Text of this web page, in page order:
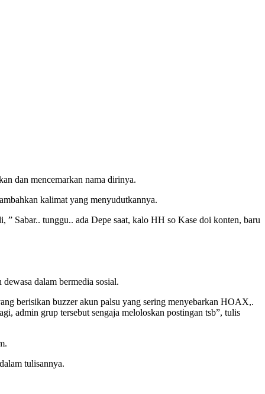
dan mencemarkan nama dirinya.
kalimat yang menyudutkannya.
” Sabar.. tunggu.. ada Depe saat, kalo HH so Kase doi konten, baru
dalam bermedia sosial.
berisikan buzzer akun palsu yang sering menyebarkan HOAX,.
admin grup tersebut sengaja meloloskan postingan tsb”, tulis
tulisannya.